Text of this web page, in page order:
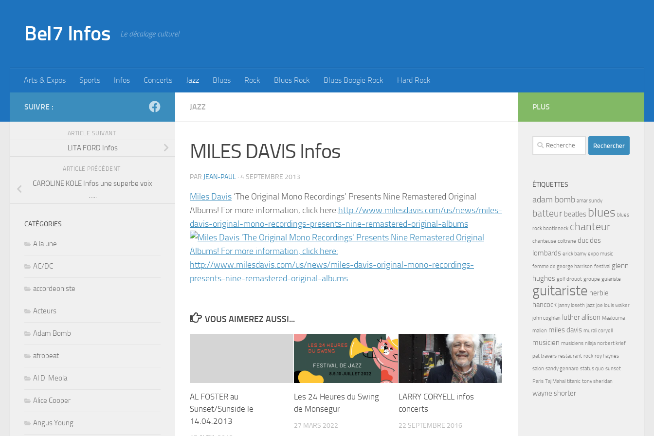
Bel7 Infos Le décalage culturel
Arts & Expos Sports Infos Concerts Jazz Blues Rock Blues Rock Blues Boogie Rock Hard Rock
JAZZ
MILES DAVIS Infos
PAR JEAN-PAUL · 4 SEPTEMBRE 2013
Miles Davis ‘The Original Mono Recordings’ Presents Nine Remastered Original
Albums! For more information, click here:http://www.milesdavis.com/us/news/miles-
davis-original-mono-recordings-presents-nine-remastered-original-albums
VOUS AIMEREZ AUSSI...
AL FOSTER au
Sunset/Sunside le
14.04.2013
Les 24 Heures du Swing
de Monsegur
27 MARS 2022
LARRY CORYELL infos
concerts
22 SEPTEMBRE 2016
SUIVRE :
ARTICLE SUIVANT
LITA FORD Infos
ARTICLE PRÉCÉDENT
CAROLINE KOLE Infos une superbe voix
…..
CATÉGORIES
A la une
AC/DC
accordeoniste
Acteurs
Adam Bomb
afrobeat
Al Di Meola
Alice Cooper
Angus Young
PLUS
Rechercher :
ÉTIQUETTES
adam bomb amar sundy
batteur beatles blues blues
rock bootleneck chanteur
chanteuse coltrane duc des
lombards erick bamy expo music
femme de george harrison festival glenn
hughes golf drouot groupe guiariste
guitariste herbie
hancock janny loseth jazz joe louis walker
john coghlan luther allison Maalouma
malien miles davis murali coryell
musicien musiciens nilaja norbert krief
pat travers restaurant rock roy haynes
salon sandy gennaro status quo sunset
Paris Taj Mahal titanic tony sheridan
wayne shorter